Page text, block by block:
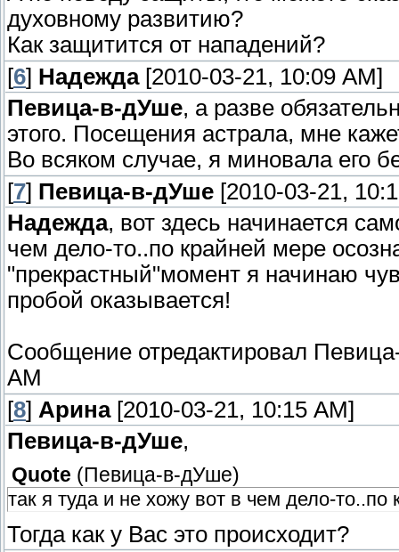
духовному развитию?
Как защитится от нападений?
[6] Надежда[2010-03-21, 10:09 AM]
Певица-в-дУше, а разве
этого. Посещения астрала, мне
Во всяком случае, я миновала его
[7] Певица-в-дУше [2010-03-21,
Надежда, вот здесь начинается
чем дело-то..по крайней мере
"прекрастный"момент я начинаю
пробой оказывается!
Сообщение отредактировал
AM
[8] Арина[2010-03-21, 10:15 AM]
Певица-в-дУше,
Quote (Певица-в-дУше)
так я туда и не хожу вот в чем дело-
Тогда как у Вас это происходит?